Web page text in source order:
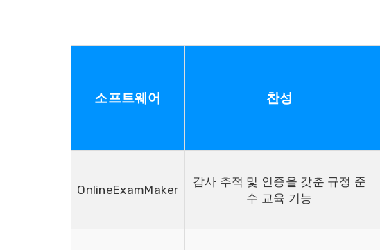
소프트웨어 찬성
OnlineExamMaker
감사 추적 및 인증을 갖춘 규정 준
수 교육 기능